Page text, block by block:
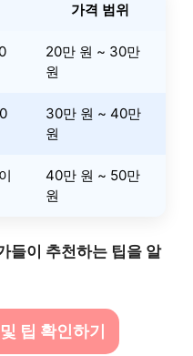
가격 범위
20만 원 ~ 30만
원
30만 원 ~ 40만
원
40만 원 ~ 50만
원
들이 추천하는 팁을 알
팁 확인하기